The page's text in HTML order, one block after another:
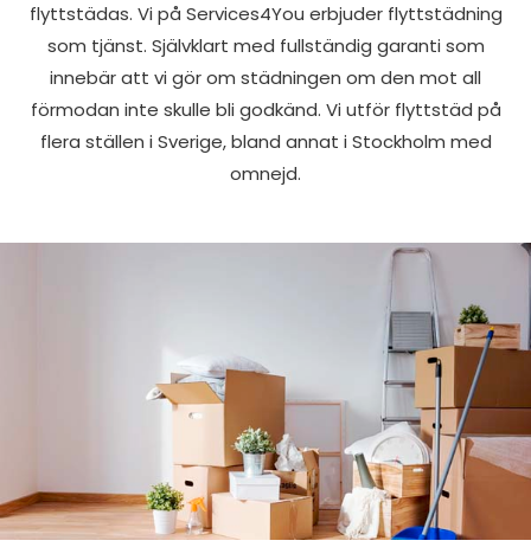
flyttstädas. Vi på Services4You erbjuder flyttstädning
som tjänst. Självklart med fullständig garanti som
innebär att vi gör om städningen om den mot all
förmodan inte skulle bli godkänd. Vi utför flyttstäd på
flera ställen i Sverige, bland annat i Stockholm med
omnejd.